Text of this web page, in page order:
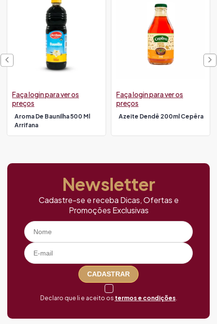
Aroma De Baunilha 500 Ml
Arrifana
Faça login para ver os
preços
Azeite Dendê 200ml Cepêra
Faça login para ver os
preços
Newsletter
Cadastre-se e receba Dicas, Ofertas e
Promoções Exclusivas
CADASTRAR
Declaro que li e aceito os termos e condições